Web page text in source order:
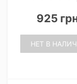
925
НЕТ В